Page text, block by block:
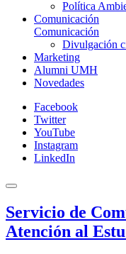
Política
Comunicación
Comunicación
Divulgación
Marketing
Alumni UMH
Novedades
Facebook
Twitter
YouTube
Instagram
LinkedIn
Servicio de
Atención al